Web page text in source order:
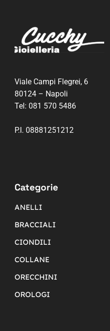
Viale Campi Flegrei, 6
80124 – Napoli
Tel: 081 570 5486
P.I. 08881251212
Categorie
ANELLI
BRACCIALI
CIONDILI
COLLANE
ORECCHINI
OROLOGI